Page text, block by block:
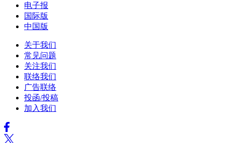
电子报
国际版
中国版
关于我们
常见问题
关注我们
联络我们
广告联络
投函/投稿
加入我们